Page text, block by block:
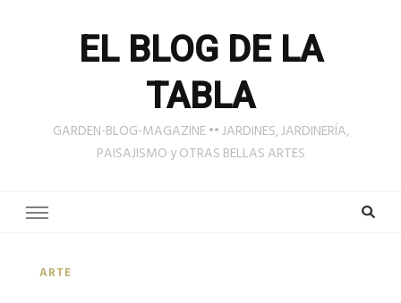
EL BLOG DE LA
TABLA
GARDEN-BLOG-MAGAZINE •• JARDINES, JARDINERÍA,
PAISAJISMO y OTRAS BELLAS ARTES
ARTE